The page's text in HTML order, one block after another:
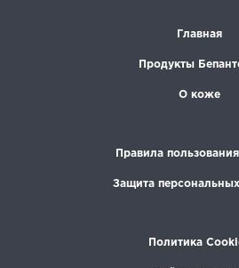
Главная
Продукты
О коже
Правила
Защита
Политика